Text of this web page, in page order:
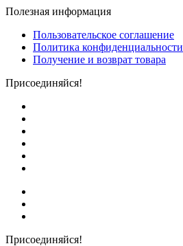
Полезная информация
Пользовательское соглашение
Политика конфиденциальности
Получение и возврат товара
Присоединяйся!
Присоединяйся!